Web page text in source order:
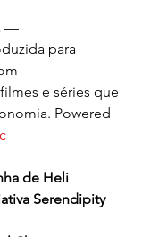
—
para
e séries que
Powered
de Heli
Serendipity